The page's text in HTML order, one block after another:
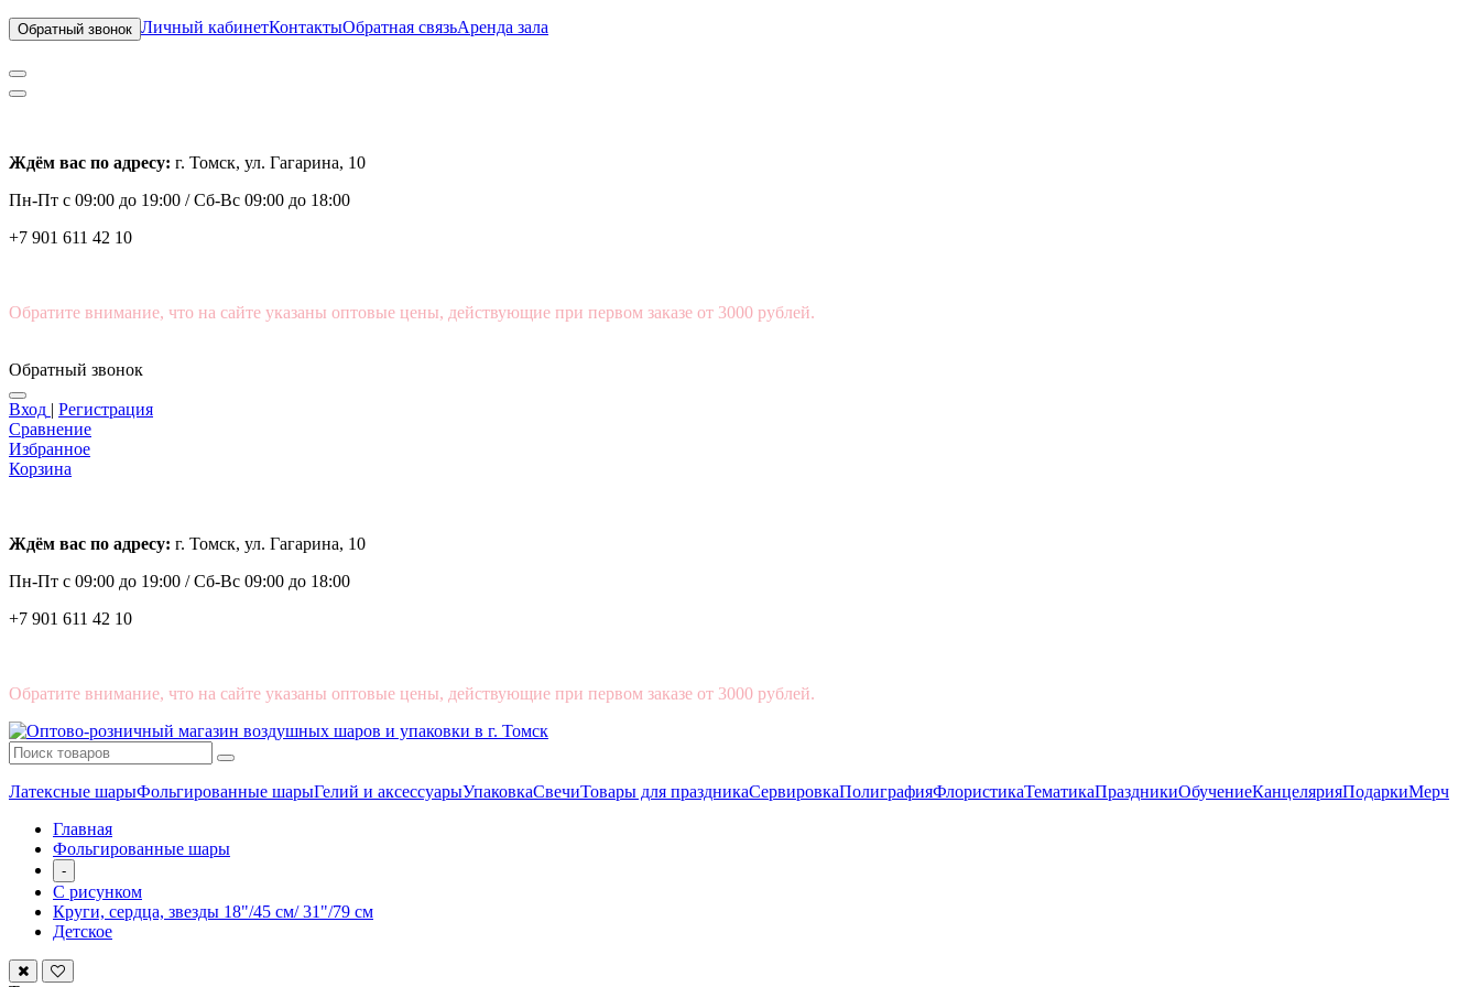
Обратный звонок Личный кабинетКонтактыОбратная связьАренда зала
Ждём вас по адресу: г. Томск, ул. Гагарина, 10
Пн-Пт с 09:00 до 19:00 /Сб-Вс 09:00 до 18:00
+7 901 611 42 10
Обратите внимание, что на сайте указаны оптовые цены, действующие при первом заказе от 3000 рублей.
Обратный звонок
Вход | Регистрация
Сравнение
Избранное
Корзина
Ждём вас по адресу: г. Томск, ул. Гагарина, 10
Пн-Пт с 09:00 до 19:00 /Сб-Вс 09:00 до 18:00
+7 901 611 42 10
Обратите внимание, что на сайте указаны оптовые цены, действующие при первом заказе от 3000 рублей.
Латексные шарыФольгированные шарыГелий и аксессуарыУпаковкаСвечиТовары для праздникаСервировкаПолиграфияФлористикаТематикаПраздникиОбучениеКанцелярияПодаркиМерч
Главная
Фольгированные шары
-
С рисунком
Круги, сердца, звезды 18"/45 см/ 31"/79 см
Детское